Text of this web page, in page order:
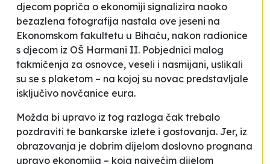
djecom popriča o ekonomiji signalizira naoko
bezazlena fotografija nastala ove jeseni na
Ekonomskom fakultetu u Bihaću, nakon radionice
s djecom iz OŠ Harmani II. Pobjednici malog
takmičenja za osnovce, veseli i nasmijani, uslikali
su se s plaketom – na kojoj su novac predstavljale
isključivo novčanice eura.
Možda bi upravo iz tog razloga čak trebalo
pozdraviti te bankarske izlete i gostovanja. Jer, iz
obrazovanja je dobrim dijelom doslovno prognana
upravo ekonomija – koja najvećim dijelom